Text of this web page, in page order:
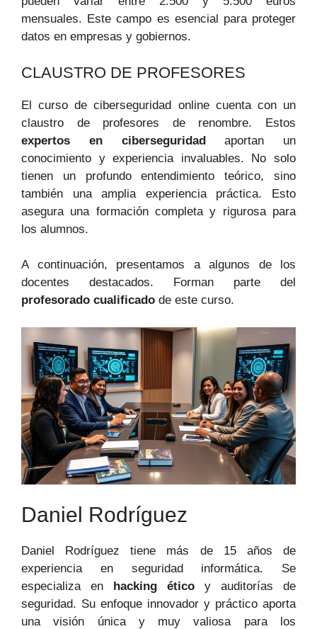
mensuales. Este campo es esencial para proteger
datos en empresas y gobiernos.
CLAUSTRO DE PROFESORES
El curso de ciberseguridad online cuenta con un
claustro de profesores de renombre. Estos
expertos en ciberseguridadaportan un
conocimiento y experiencia invaluables. No solo
tienen un profundo entendimiento teórico, sino
también una amplia experiencia práctica. Esto
asegura una formación completa y rigurosa para
los alumnos.
A continuación, presentamos a algunos de los
docentes destacados. Forman parte del
profesorado cualificado de este curso.
Daniel Rodríguez
Daniel Rodríguez tiene más de 15 años de
experiencia en seguridad informática. Se
especializa en hacking ético y auditorías de
seguridad. Su enfoque innovador y práctico aporta
una visión única y muy valiosa para los